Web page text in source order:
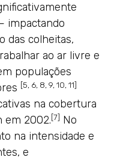
impactando
das colheitas,
ao ar livre e
populações
[5, 6, 8, 9, 10, 11]
na cobertura
em 2002.[7] No
na intensidade e
e